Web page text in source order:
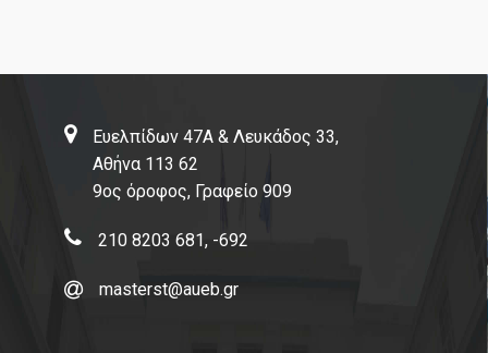
Πιστοποίηση
ΜΟΔΙΠ
Επικοινωνία
Ευελπίδων 47Α & Λευκάδος 33,
Αθήνα 113 62
9ος όροφος, Γραφείο 909
210 8203 681, -692
masterst@aueb.gr